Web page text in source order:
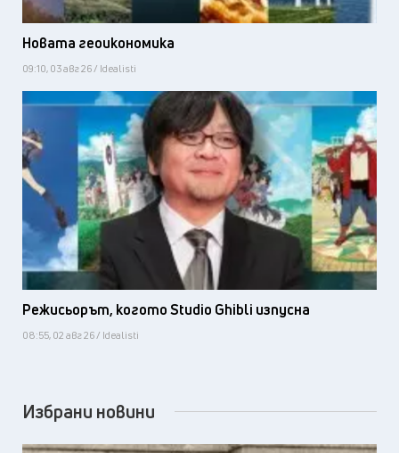
Новата геоикономика
09:10, 03 авг 26 / Idealisti
Режисьорът, когото Studio Ghibli изпусна
08:55, 02 авг 26 / Idealisti
Избрани новини